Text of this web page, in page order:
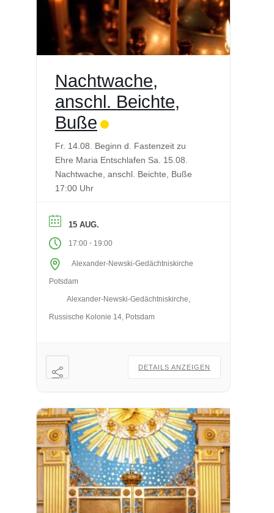
Nachtwache,
anschl. Beichte,
Buße
Fr. 14.08. Beginn d. Fastenzeit zu
Ehre Maria Entschlafen Sa. 15.08.
Nachtwache, anschl. Beichte, Buße
17:00 Uhr
15 AUG.
17:00- 19:00
Alexander-Newski-Gedächtniskirche
Potsdam
Alexander-Newski-Gedächtniskirche,
Russische Kolonie 14, Potsdam
DETAILS ANZEIGEN